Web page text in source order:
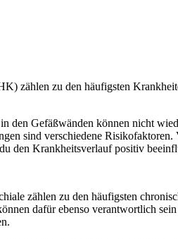
zählen zu den häufigsten
Gefäßwänden können nicht
sind verschiedene
den Krankheitsverlauf positiv
zählen zu den häufigsten
dafür ebenso verantwortlich